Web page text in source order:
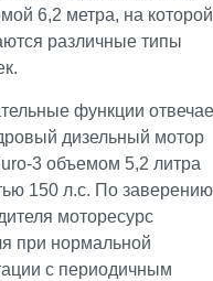
6,2 метра, на которой
различные типы
функции
дизельный мотор
3 объемом 5,2 литра
150 л.с. По заверению
моторесурс
при нормальной
с периодичным